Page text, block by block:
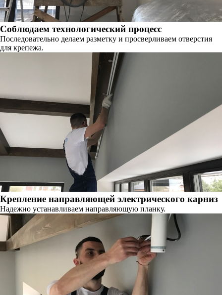
Соблюдаем технологический процесс
Последовательно делаем разметку и просверливаем отверстия
для крепежа.
Крепление направляющей электрического карниз
Надежно устанавливаем направляющую планку.